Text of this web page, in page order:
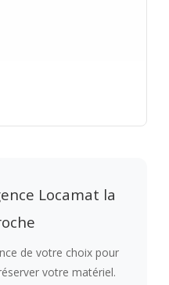
Locamat la
de votre choix pour
votre matériel.